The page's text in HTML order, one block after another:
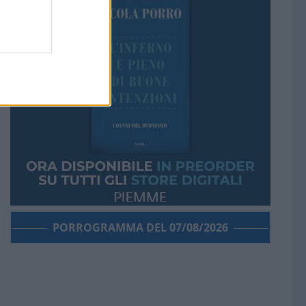
PORROGRAMMA DEL 07/08/2026